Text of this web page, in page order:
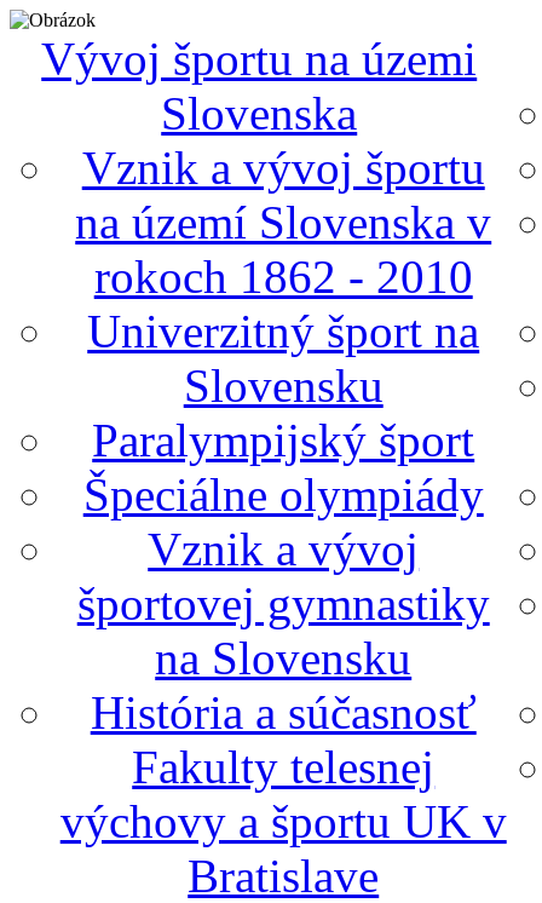
Vývoj športu na územi
Slovenska
Vznik a vývoj športu
na území Slovenska v
rokoch 1862 - 2010
Univerzitný šport na
Slovensku
Paralympijský šport
Špeciálne olympiády
Vznik a vývoj
športovej gymnastiky
na Slovensku
História a súčasnosť
Fakulty telesnej
výchovy a športu UK v
Bratislave